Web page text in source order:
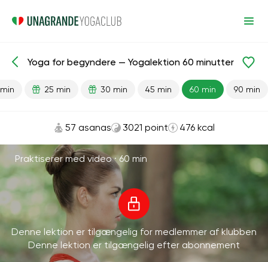
Færdiglavede lektioner Begyndelse
Yoga for begyndere — Yogalektion 60 minutter
25 min 30 min 45 min 60 min 90 min
57 asanas 3021 point 476 kcal
Praktiserer med video ·60 min
Denne lektion er tilgængelig for medlemmer af klubben
Denne lektion er tilgængelig efter abonnement